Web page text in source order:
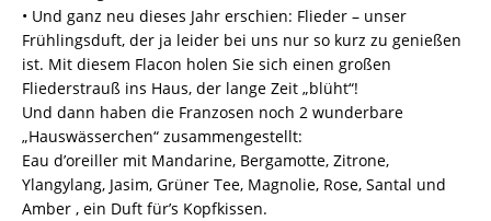
• Und ganz neu dieses Jahr erschien: Flieder – unser
Frühlingsduft, der ja leider bei uns nur so kurz zu genießen
ist. Mit diesem Flacon holen Sie sich einen großen
Fliederstrauß ins Haus, der lange Zeit „blüht“!
Und dann haben die Franzosen noch 2 wunderbare
„Hauswässerchen“ zusammengestellt:
Eau d’oreiller mit Mandarine, Bergamotte, Zitrone,
Ylangylang, Jasim, Grüner Tee, Magnolie, Rose, Santal und
Amber , ein Duft für’s Kopfkissen.